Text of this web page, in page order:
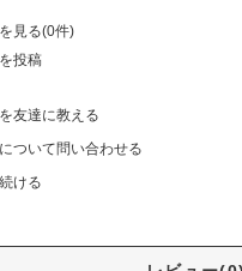
見る(0件)
投稿
友達に教える
ついて問い合わせる
ける